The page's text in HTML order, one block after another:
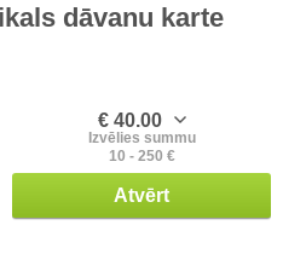
dāvanu karte
€ 40.00
Izvēlies summu
10 - 250 €
Atvērt